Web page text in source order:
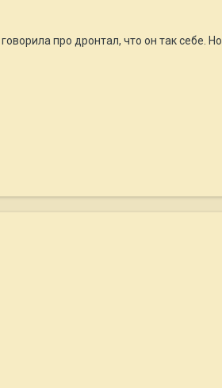
про дронтал, что он так себе.